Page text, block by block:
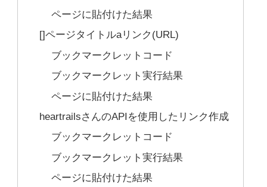
ページに貼付けた結果
[]ページタイトルaリンク(URL)
ブックマークレットコード
ブックマークレット実行結果
ページに貼付けた結果
heartrailsさんのAPIを使用したリンク作成
ブックマークレットコード
ブックマークレット実行結果
ページに貼付けた結果